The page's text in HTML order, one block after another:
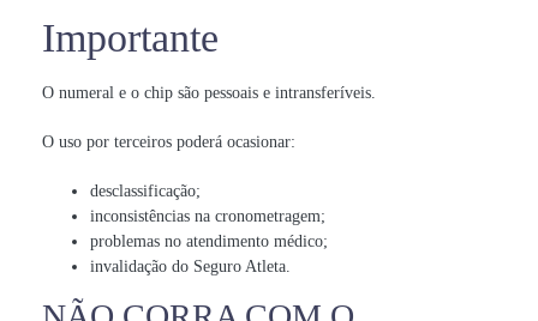
Importante
O numeral e o chip são pessoais e intransferíveis.
O uso por terceiros poderá ocasionar:
desclassificação;
inconsistências na cronometragem;
problemas no atendimento médico;
invalidação do Seguro Atleta.